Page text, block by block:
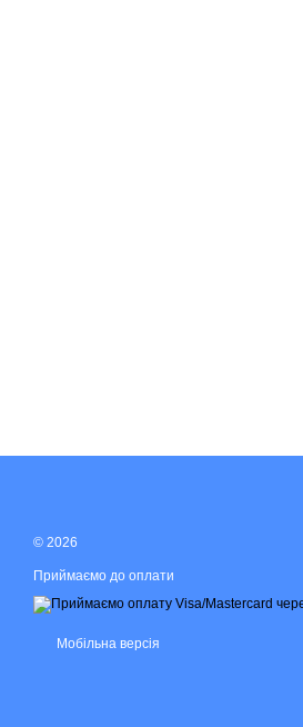
© 2026
Приймаємо до оплати
Мобільна версія